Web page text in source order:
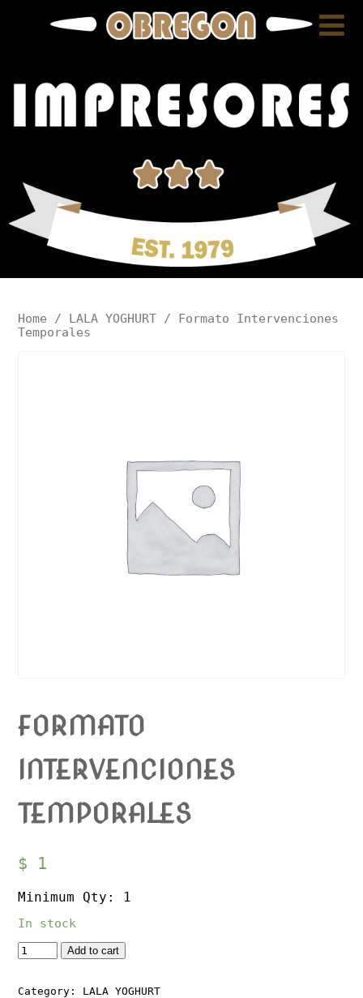
Home / LALA YOGHURT/ Formato Intervenciones
Temporales
FORMATO
INTERVENCIONES
TEMPORALES
$ 1
Minimum Qty: 1
In stock
QuantityAdd to cart
Category: LALA YOGHURT